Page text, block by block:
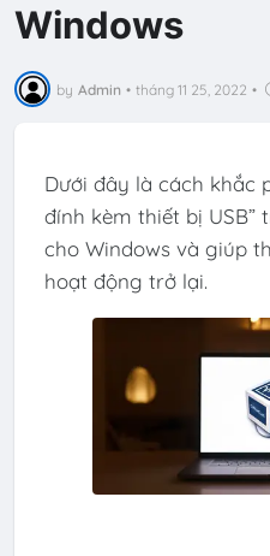
Windows
by Admin • tháng 11 25, 2022 •
Dưới đây là cách khắc
đính kèm thiết bị USB”
cho Windows và giúp
hoạt động trở lại.